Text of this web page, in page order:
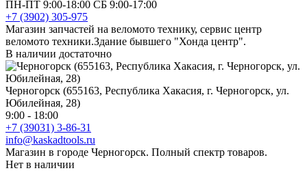
ПН-ПТ 9:00-18:00 СБ 9:00-17:00
+7 (3902) 305-975
Магазин запчастей на веломото технику, сервис центр
веломото техники.Здание бывшего "Хонда центр".
В наличии достаточно
Черногорск (655163, Республика Хакасия, г. Черногорск, ул.
Юбилейная, 28)
9:00 - 18:00
+7 (39031) 3-86-31
info@kaskadtools.ru
Магазин в городе Черногорск. Полный спектр товаров.
Нет в наличии